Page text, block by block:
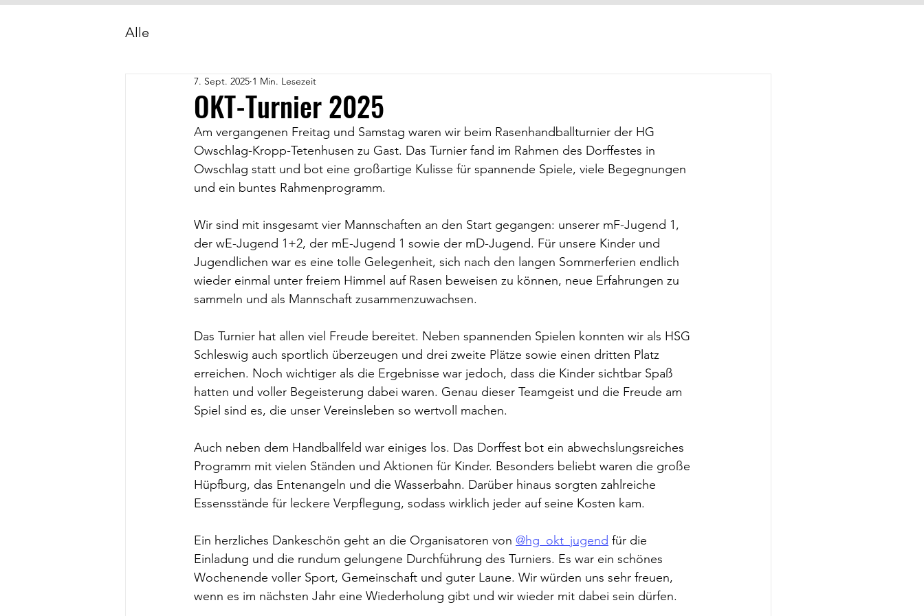
Alle
OKT-Turnier 2025
7. Sept. 2025 1 Min. Lesezeit
Am vergangenen Freitag und Samstag waren wir beim Rasenhandballturnier der HG
Owschlag-Kropp-Tetenhusen zu Gast. Das Turnier fand im Rahmen des Dorffestes in
Owschlag statt und bot eine großartige Kulisse für spannende Spiele, viele Begegnungen
und ein buntes Rahmenprogramm.
Wir sind mit insgesamt vier Mannschaften an den Start gegangen: unserer mF-Jugend 1,
der wE-Jugend 1+2, der mE-Jugend 1 sowie der mD-Jugend. Für unsere Kinder und
Jugendlichen war es eine tolle Gelegenheit, sich nach den langen Sommerferien endlich
wieder einmal unter freiem Himmel auf Rasen beweisen zu können, neue Erfahrungen zu
sammeln und als Mannschaft zusammenzuwachsen.
Das Turnier hat allen viel Freude bereitet. Neben spannenden Spielen konnten wir als HSG
Schleswig auch sportlich überzeugen und drei zweite Plätze sowie einen dritten Platz
erreichen. Noch wichtiger als die Ergebnisse war jedoch, dass die Kinder sichtbar Spaß
hatten und voller Begeisterung dabei waren. Genau dieser Teamgeist und die Freude am
Spiel sind es, die unser Vereinsleben so wertvoll machen.
Auch neben dem Handballfeld war einiges los. Das Dorffest bot ein abwechslungsreiches
Programm mit vielen Ständen und Aktionen für Kinder. Besonders beliebt waren die große
Hüpfburg, das Entenangeln und die Wasserbahn. Darüber hinaus sorgten zahlreiche
Essensstände für leckere Verpflegung, sodass wirklich jeder auf seine Kosten kam.
Ein herzliches Dankeschön geht an die Organisatoren von @hg_okt_jugend für die
Einladung und die rundum gelungene Durchführung des Turniers. Es war ein schönes
Wochenende voller Sport, Gemeinschaft und guter Laune. Wir würden uns sehr freuen,
wenn es im nächsten Jahr eine Wiederholung gibt und wir wieder mit dabei sein dürfen.